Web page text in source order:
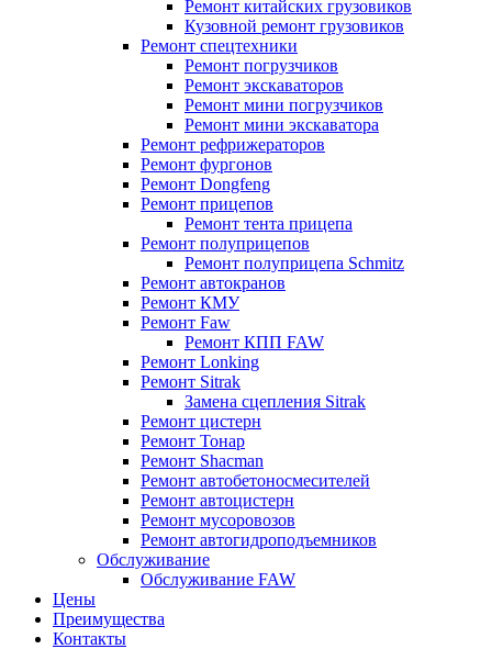
Ремонт китайских грузовиков
Кузовной ремонт грузовиков
Ремонт спецтехники
Ремонт погрузчиков
Ремонт экскаваторов
Ремонт мини погрузчиков
Ремонт мини экскаватора
Ремонт рефрижераторов
Ремонт фургонов
Ремонт Dongfeng
Ремонт прицепов
Ремонт тента прицепа
Ремонт полуприцепов
Ремонт полуприцепа Schmitz
Ремонт автокранов
Ремонт КМУ
Ремонт Faw
Ремонт КПП FAW
Ремонт Lonking
Ремонт Sitrak
Замена сцепления Sitrak
Ремонт цистерн
Ремонт Тонар
Ремонт Shacman
Ремонт автобетоносмесителей
Ремонт автоцистерн
Ремонт мусоровозов
Ремонт автогидроподъемников
Обслуживание
Обслуживание FAW
Цены
Преимущества
Контакты